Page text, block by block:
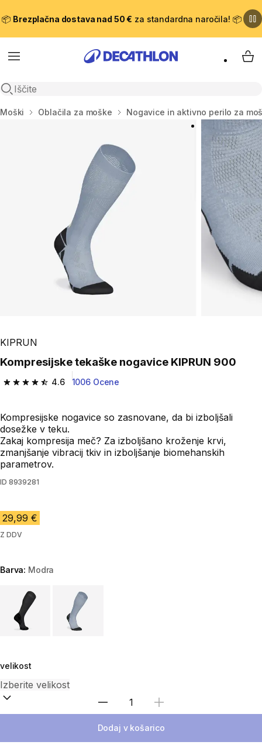
📦 Brezplačna dostava nad 50 € za standardna naročila! 📦
Meni
Odpri iskanje
Domov
Moški Oblačila za moške Nogavice in aktivno perilo za
KIPRUN
Kompresijske tekaške nogavice KIPRUN 900
4.6
4.6 od 5 zvezdic from 1006 ocene
1006 Ocene
Kompresijske nogavice so zasnovane, da bi izboljšali
dosežke v teku.
Zakaj kompresija meč? Za izboljšano kroženje krvi,
zmanjšanje vibracij tkiv in izboljšanje biomehanskih
parametrov.
ID 8939281
29,99 €
Z DDV
Barva: Modra
Choose a variant
velikost
Izberite količino
Dodaj v košarico